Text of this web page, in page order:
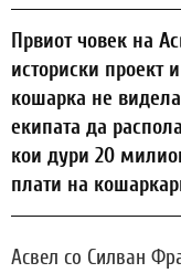
Првиот човек на
историски проект
кошарка не
екипата да
кои дури 20
плати на
Асвел со Силван